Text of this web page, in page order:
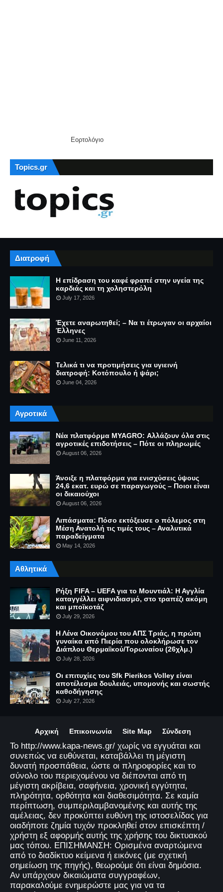
Εορτολόγιο
Topics.gr
Διατροφή
Η επίδραση του καφέ φραπέ στην υγεία της
καρδιάς και τη χοληστερόλη
July 17, 2026
Έχετε αναρωτηθεί; – Να τι έτρωγαν οι αρχαίοι
Έλληνες
June 11, 2026
Τελικά τι να προτιμήσεις για υγιεινή
διατροφή: Κοτόπουλο ή ψάρι;
June 04, 2026
Αγροτικά
Νέα πλατφόρμα MYAGRO: Αλλάζουν όλα στις
αγροτικές επιδοτήσεις – Πότε οι πληρωμές
August 06, 2026
Άνοιξε η πλατφόρμα για ενισχύσεις ύψους
24,6 εκατ. ευρώ σε παραγωγούς – Ποιοι είναι
οι δικαιούχοι
August 06, 2026
Λιπάσματα: Πόσο εκτόξευσε ο πόλεμος στη
Μέση Ανατολή τις τιμές τους – Αναλυτικά
παραδείγματα
May 14, 2026
Αθλητικά
Ρήξη FIFA – UEFA για το Μουντιάλ: Η Αγγλία
καταγγέλλει αιφνιδιασμό, στο τραπέζι ακόμη
και μποϊκοτάζ
July 29, 2026
Η Λένα Οικονόμου του ΑΠΣ Τριάς, η πρώτη
γυναίκα από Πιερία που ολοκλήρωσε τον
Διάπλου Θερμαϊκού/Τορωναίου (26χλμ.)
July 28, 2026
Οι επιτυχίες του Sfk Pierikos Volley είναι
αποτέλεσμα δουλειάς, υπομονής και σωστής
καθοδήγησης
July 27, 2026
Αρχική Επικοινωνία Site Map Σύνδεση
Το http://www.kapa-news.gr/ χωρίς να εγγυάται και
συνεπώς να ευθύνεται, καταβάλλει τη μέγιστη
δυνατή προσπάθεια, ώστε οι πληροφορίες και το
σύνολο του περιεχομένου να διέπονται από τη
μέγιστη ακρίβεια, σαφήνεια, χρονική εγγύτητα,
πληρότητα, ορθότητα και διαθεσιμότητα. Σε καμία
περίπτωση, συμπεριλαμβανομένης και αυτής της
αμέλειας, δεν προκύπτει ευθύνη της ιστοσελίδας για
οιαδήποτε ζημία τυχόν προκληθεί στον επισκέπτη /
χρήστη εξ αφορμής αυτής της χρήσης του δικτυακού
μας τόπου. ΕΠΙΣΗΜΑΝΣΗ: Ορισμένα αναρτώμενα
από το διαδίκτυο κείμενα ή εικόνες (με σχετική
σημείωση της πηγής), θεωρούμε ότι είναι δημόσια.
Αν υπάρχουν δικαιώματα συγγραφέων,
παρακαλούμε ενημερώστε μας για να τα